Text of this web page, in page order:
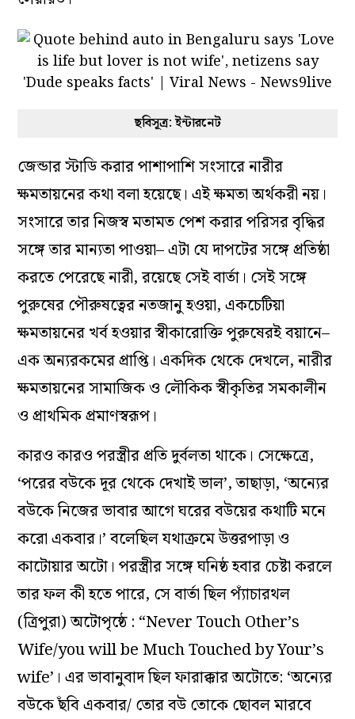
ছবিসূত্র: ইন্টারনেট
জেন্ডার স্টাডি করার পাশাপাশি সংসারে নারীর
ক্ষমতায়নের কথা বলা হয়েছে। এই ক্ষমতা অর্থকরী নয়।
সংসারে তার নিজস্ব মতামত পেশ করার পরিসর বৃদ্ধির
সঙ্গে তার মান‌্যতা পাওয়া– এটা যে দাপটের সঙ্গে প্রতিষ্ঠা
করতে পেরেছে নারী, রয়েছে সেই বার্তা। সেই সঙ্গে
পুরুষের পৌরুষত্বের নতজানু হওয়া, একচেটিয়া
ক্ষমতায়নের খর্ব হওয়ার স্বীকারোক্তি পুরুষেরই বয়ানে–
এক অন‌্যরকমের প্রাপ্তি। একদিক থেকে দেখলে, নারীর
ক্ষমতায়নের সামাজিক ও লৌকিক স্বীকৃতির সমকালীন
ও প্রাথমিক প্রমাণস্বরূপ।
কারও কারও পরস্ত্রীর প্রতি দুর্বলতা থাকে। সেক্ষেত্রে,
‘পরের বউকে দূর থেকে দেখাই ভাল’, তাছাড়া, ‘অন‌্যের
বউকে নিজের ভাবার আগে ঘরের বউয়ের কথাটি মনে
করো একবার।’ বলেছিল যথাক্রমে উত্তরপাড়া ও
কাটোয়ার অটো। পরস্ত্রীর সঙ্গে ঘনিষ্ঠ হবার চেষ্টা করলে
তার ফল কী হতে পারে, সে বার্তা ছিল প‌্যাঁচারথল
(ত্রিপুরা) অটোপৃষ্ঠে : “Never Touch Other’s
Wife/you will be Much Touched by Your’s
wife’। এর ভাবানুবাদ ছিল ফারাক্কার অটোতে: ‘অন‌্যের
বউকে ছঁবি একবার/ তোর বউ তোকে ছোবল মারবে